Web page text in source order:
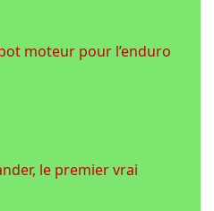
moteur pour l’enduro
le premier vrai